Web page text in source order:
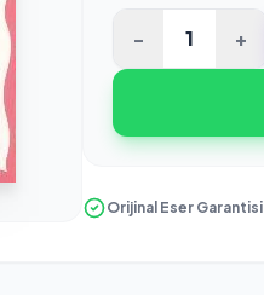
- +
Orijinal Eser Garantisi